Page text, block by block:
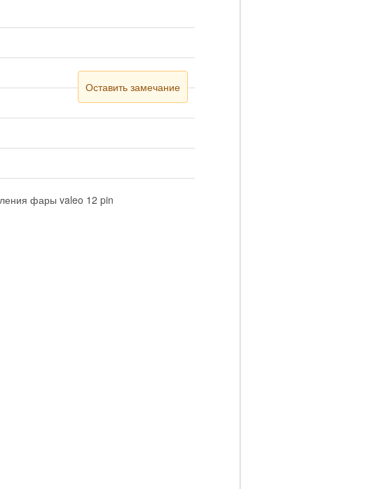
Оставить замечание
фары valeo 12 pin